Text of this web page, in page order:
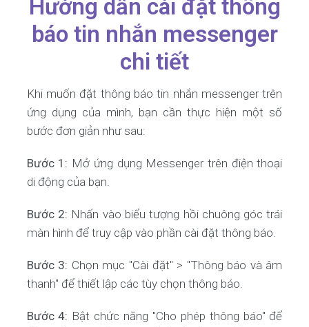
Hướng dẫn cài đặt thông
báo tin nhắn messenger
chi tiết
Khi muốn đặt thông báo tin nhắn messenger trên
ứng dụng của mình, bạn cần thực hiện một số
bước đơn giản như sau:
Bước 1: Mở ứng dụng Messenger trên điện thoại
di động của bạn.
Bước 2: Nhấn vào biểu tượng hồi chuông góc trái
màn hình để truy cập vào phần cài đặt thông báo.
Bước 3: Chọn mục "Cài đặt" > "Thông báo và âm
thanh" để thiết lập các tùy chọn thông báo.
Bước 4: Bật chức năng "Cho phép thông báo" để